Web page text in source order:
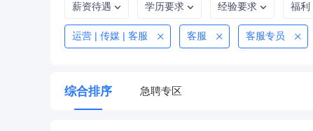
薪资待遇 学历要求 经验要求 福利
运营 | 传媒 | 客服 客服 客服专员
综合排序 急聘专区